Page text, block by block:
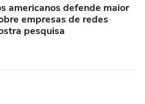
americanos defende maior
empresas de redes
pesquisa